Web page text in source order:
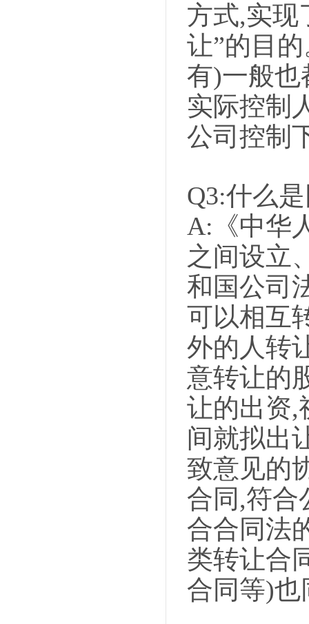
方式,实现
让”的目
有)一般也
实际控制
公司控制
Q3:什么
A:《中华
之间设立
和国公司
可以相互
外的人转
意转让的
让的出资,
间就拟出
致意见的
合同,符合
合合同法
类转让合
合同等)也